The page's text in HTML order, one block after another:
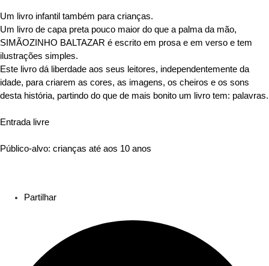
Um livro infantil também para crianças.
Um livro de capa preta pouco maior do que a palma da mão,
SIMÃOZINHO BALTAZAR é escrito em prosa e em verso e tem
ilustrações simples.
Este livro dá liberdade aos seus leitores, independentemente da
idade, para criarem as cores, as imagens, os cheiros e os sons
desta história, partindo do que de mais bonito um livro tem: palavras.
Entrada livre
Público-alvo: crianças até aos 10 anos
Partilhar